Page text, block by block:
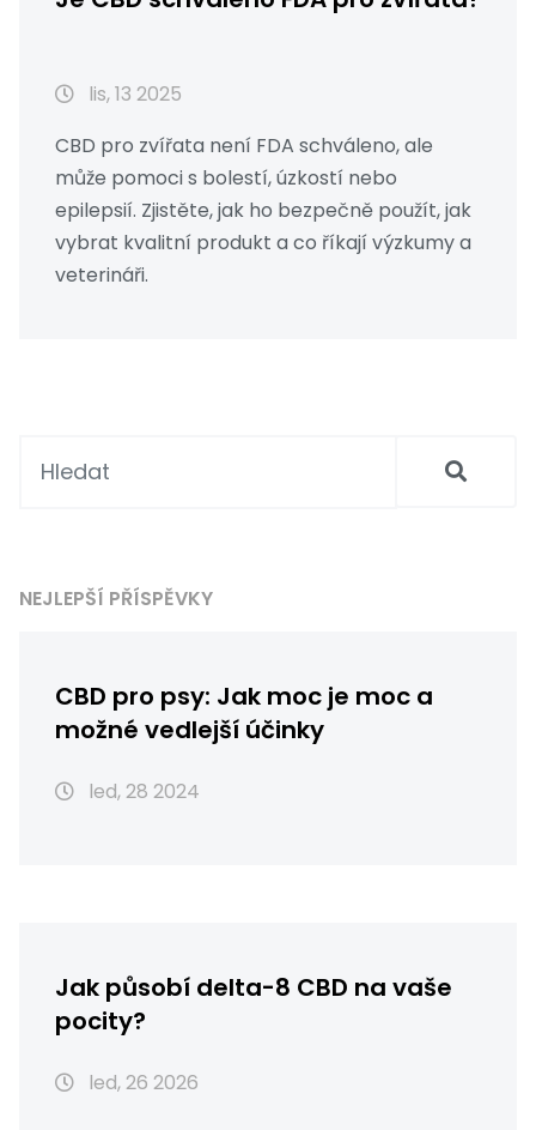
lis, 13 2025
CBD pro zvířata není FDA schváleno, ale
může pomoci s bolestí, úzkostí nebo
epilepsií. Zjistěte, jak ho bezpečně použít, jak
vybrat kvalitní produkt a co říkají výzkumy a
veterináři.
NEJLEPŠÍ PŘÍSPĚVKY
CBD pro psy: Jak moc je moc a
možné vedlejší účinky
led, 28 2024
Jak působí delta-8 CBD na vaše
pocity?
led, 26 2026